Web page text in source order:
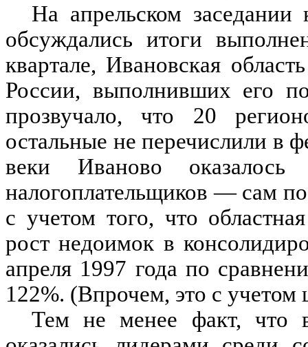
На апрельском
обсуждались итоги
квартале, Ивановская
России, выполнивших его
прозвучало, что 20
остальные не перечислили в
веки Иваново оказалось
налогоплательщиков — сам
с учетом того, что
рост недоимок в
апреля 1997 года по
122%. (Впрочем, это с
Тем не менее факт, что